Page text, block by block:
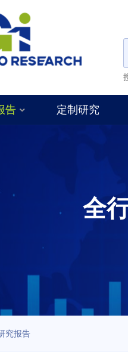
告 定制研究
全
究报告